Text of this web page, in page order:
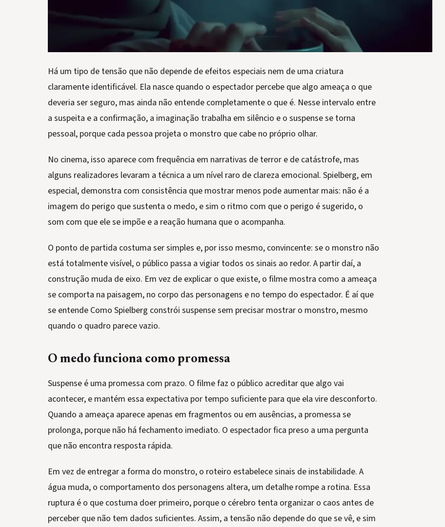
Há um tipo de tensão que não depende de efeitos especiais nem de uma criatura
claramente identificável. Ela nasce quando o espectador percebe que algo ameaça o que
deveria ser seguro, mas ainda não entende completamente o que é. Nesse intervalo entre
a suspeita e a confirmação, a imaginação trabalha em silêncio e o suspense se torna
pessoal, porque cada pessoa projeta o monstro que cabe no próprio olhar.
No cinema, isso aparece com frequência em narrativas de terror e de catástrofe, mas
alguns realizadores levaram a técnica a um nível raro de clareza emocional. Spielberg, em
especial, demonstra com consistência que mostrar menos pode aumentar mais: não é a
imagem do perigo que sustenta o medo, e sim o ritmo com que o perigo é sugerido, o
som com que ele se impõe e a reação humana que o acompanha.
O ponto de partida costuma ser simples e, por isso mesmo, convincente: se o monstro não
está totalmente visível, o público passa a vigiar todos os sinais ao redor. A partir daí, a
construção muda de eixo. Em vez de explicar o que existe, o filme mostra como a ameaça
se comporta na paisagem, no corpo das personagens e no tempo do espectador. É aí que
se entende Como Spielberg constrói suspense sem precisar mostrar o monstro, mesmo
quando o quadro parece vazio.
O medo funciona como promessa
Suspense é uma promessa com prazo. O filme faz o público acreditar que algo vai
acontecer, e mantém essa expectativa por tempo suficiente para que ela vire desconforto.
Quando a ameaça aparece apenas em fragmentos ou em ausências, a promessa se
prolonga, porque não há fechamento imediato. O espectador fica preso a uma pergunta
que não encontra resposta rápida.
Em vez de entregar a forma do monstro, o roteiro estabelece sinais de instabilidade. A
água muda, o comportamento dos personagens altera, um detalhe rompe a rotina. Essa
ruptura é o que costuma doer primeiro, porque o cérebro tenta organizar o caos antes de
perceber que não tem dados suficientes. Assim, a tensão não depende do que se vê, e sim